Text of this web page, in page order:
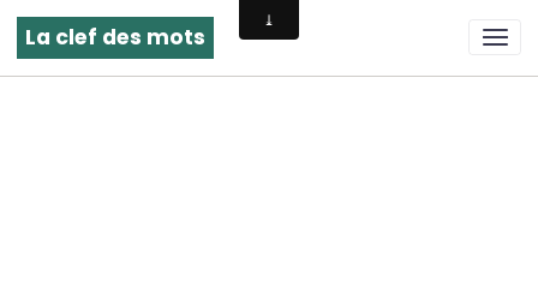
La clef des mots